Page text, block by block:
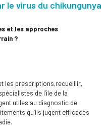
le virus du chikungunya
et les approches
?
les prescriptions,recueillir,
de l’île de la
utiles au diagnostic de
qu’ils jugent efficaces